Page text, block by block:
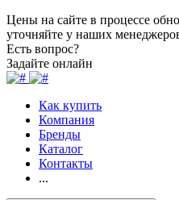
Цены на сайте в процессе
уточняйте у наших
Есть вопрос?
Задайте онлайн
Как купить
Компания
Бренды
Каталог
Контакты
...